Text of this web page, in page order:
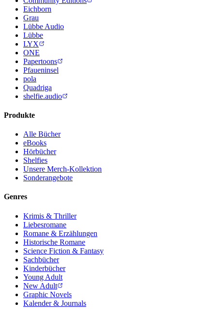
Eichborn
Grau
Lübbe Audio
Lübbe
LYX
ONE
Papertoons
Pfaueninsel
pola
Quadriga
shelfie.audio
Produkte
Alle Bücher
eBooks
Hörbücher
Shelfies
Unsere Merch-Kollektion
Sonderangebote
Genres
Krimis & Thriller
Liebesromane
Romane & Erzählungen
Historische Romane
Science Fiction & Fantasy
Sachbücher
Kinderbücher
Young Adult
New Adult
Graphic Novels
Kalender & Journals